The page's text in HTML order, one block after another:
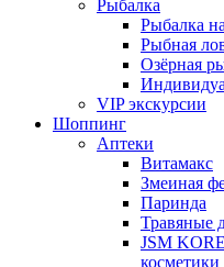
Рыбалка
Рыбалка
Рыбная
Озёрная
VIP экскурсии
Шоппинг
Аптеки
Витамакс
Змеиная
Паринда
Травяные
JSM
косметики